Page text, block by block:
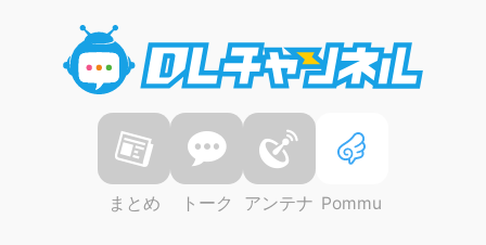
まとめ トーク アンテナ Pommu